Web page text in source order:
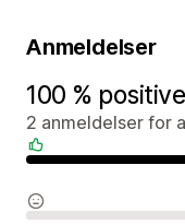
Anmeldelser
100 % positive
2 anmeldelser for